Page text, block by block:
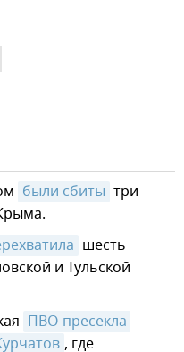
были сбиты три
шесть
и Тульской
ПВО пресекла
, где